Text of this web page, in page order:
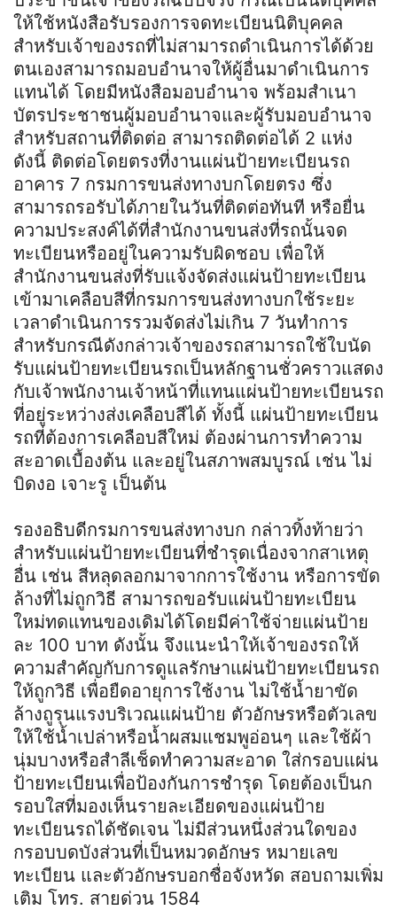
ให้ใช้หนังสือรับรองการจดทะเบียนนิติบุคคล
สำหรับเจ้าของรถที่ไม่สามารถดำเนินการได้ด้วย
ตนเองสามารถมอบอำนาจให้ผู้อื่นมาดำเนินการ
แทนได้ โดยมีหนังสือมอบอำนาจ พร้อมสำเนา
บัตรประชาชนผู้มอบอำนาจและผู้รับมอบอำนาจ
สำหรับสถานที่ติดต่อ สามารถติดต่อได้ 2 แห่ง
ดังนี้ ติดต่อโดยตรงที่งานแผ่นป้ายทะเบียนรถ
อาคาร 7 กรมการขนส่งทางบกโดยตรง ซึ่ง
สามารถรอรับได้ภายในวันที่ติดต่อทันที หรือยื่น
ความประสงค์ได้ที่สำนักงานขนส่งที่รถนั้นจด
ทะเบียนหรืออยู่ในความรับผิดชอบ เพื่อให้
สำนักงานขนส่งที่รับแจ้งจัดส่งแผ่นป้ายทะเบียน
เข้ามาเคลือบสีที่กรมการขนส่งทางบกใช้ระยะ
เวลาดำเนินการรวมจัดส่งไม่เกิน 7 วันทำการ
สำหรับกรณีดังกล่าวเจ้าของรถสามารถใช้ใบนัด
รับแผ่นป้ายทะเบียนรถเป็นหลักฐานชั่วคราวแสดง
กับเจ้าพนักงานเจ้าหน้าที่แทนแผ่นป้ายทะเบียนรถ
ที่อยู่ระหว่างส่งเคลือบสีได้ ทั้งนี้ แผ่นป้ายทะเบียน
รถที่ต้องการเคลือบสีใหม่ ต้องผ่านการทำความ
สะอาดเบื้องต้น และอยู่ในสภาพสมบูรณ์ เช่น ไม่
บิดงอ เจาะรู เป็นต้น
รองอธิบดีกรมการขนส่งทางบก กล่าวทิ้งท้ายว่า
สำหรับแผ่นป้ายทะเบียนที่ชำรุดเนื่องจากสาเหตุ
อื่น เช่น สีหลุดลอกมาจากการใช้งาน หรือการขัด
ล้างที่ไม่ถูกวิธี สามารถขอรับแผ่นป้ายทะเบียน
ใหม่ทดแทนของเดิมได้โดยมีค่าใช้จ่ายแผ่นป้าย
ละ 100 บาท ดังนั้น จึงแนะนำให้เจ้าของรถให้
ความสำคัญกับการดูแลรักษาแผ่นป้ายทะเบียนรถ
ให้ถูกวิธี เพื่อยืดอายุการใช้งาน ไม่ใช้น้ำยาขัด
ล้างถูรุนแรงบริเวณแผ่นป้าย ตัวอักษรหรือตัวเลข
ให้ใช้น้ำเปล่าหรือน้ำผสมแชมพูอ่อนๆ และใช้ผ้า
นุ่มบางหรือสำลีเช็ดทำความสะอาด ใส่กรอบแผ่น
ป้ายทะเบียนเพื่อป้องกันการชำรุด โดยต้องเป็นก
รอบใสที่มองเห็นรายละเอียดของแผ่นป้าย
ทะเบียนรถได้ชัดเจน ไม่มีส่วนหนึ่งส่วนใดของ
กรอบบดบังส่วนที่เป็นหมวดอักษร หมายเลข
ทะเบียน และตัวอักษรบอกชื่อจังหวัด สอบถามเพิ่ม
เติม โทร. สายด่วน 1584